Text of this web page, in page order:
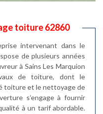
toiture 62860
intervenant dans le
de plusieurs années
à Sains Les Marquion
de toiture, dont le
toiture et le nettoyage de
s’engage à fournir
à un tarif abordable.